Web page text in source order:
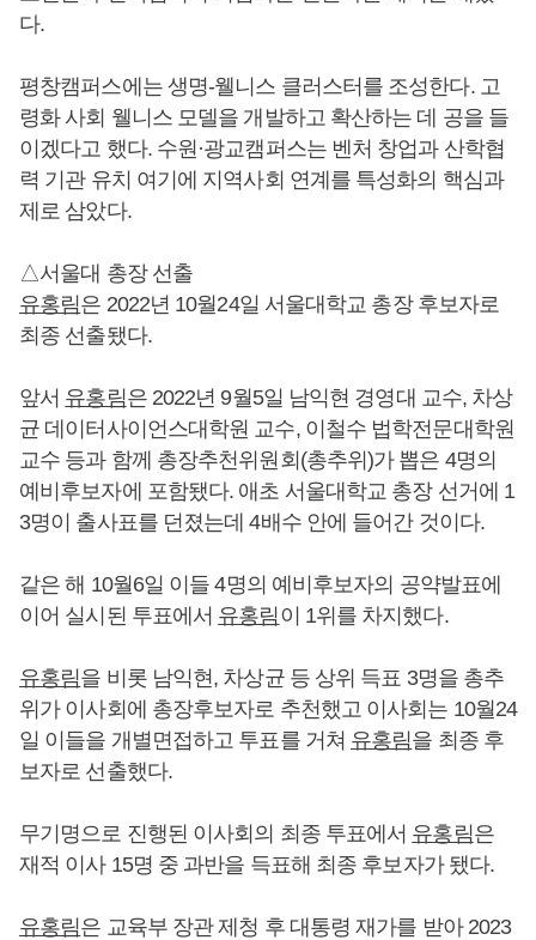
다.
평창캠퍼스에는 생명-웰니스 클러스터를 조성한다. 고
령화 사회 웰니스 모델을 개발하고 확산하는 데 공을 들
이겠다고 했다. 수원·광교캠퍼스는 벤처 창업과 산학협
력 기관 유치 여기에 지역사회 연계를 특성화의 핵심과
제로 삼았다.
△서울대 총장 선출
유홍림은 2022년 10월24일 서울대학교 총장 후보자로
최종 선출됐다.
앞서 유홍림은 2022년 9월5일 남익현 경영대 교수, 차상
균 데이터사이언스대학원 교수, 이철수 법학전문대학원
교수 등과 함께 총장추천위원회(총추위)가 뽑은 4명의
예비후보자에 포함됐다. 애초 서울대학교 총장 선거에 1
3명이 출사표를 던졌는데 4배수 안에 들어간 것이다.
같은 해 10월6일 이들 4명의 예비후보자의 공약발표에
이어 실시된 투표에서 유홍림이 1위를 차지했다.
유홍림을 비롯 남익현, 차상균 등 상위 득표 3명을 총추
위가 이사회에 총장후보자로 추천했고 이사회는 10월24
일 이들을 개별면접하고 투표를 거쳐 유홍림을 최종 후
보자로 선출했다.
무기명으로 진행된 이사회의 최종 투표에서 유홍림은
재적 이사 15명 중 과반을 득표해 최종 후보자가 됐다.
유홍림은 교육부 장관 제청 후 대통령 재가를 받아 2023